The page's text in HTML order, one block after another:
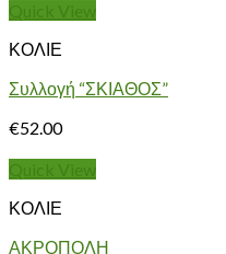
Quick View
ΚΟΛΙΕ
Συλλογή “ΣΚΙΑΘΟΣ”
€52.00
Quick View
ΚΟΛΙΕ
ΑΚΡΟΠΟΛΗ